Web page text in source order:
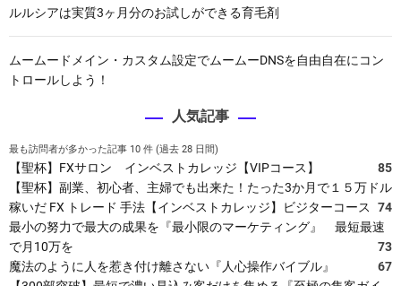
ルルシアは実質3ヶ月分のお試しができる育毛剤
ムームードメイン・カスタム設定でムームーDNSを自由自在にコン
トロールしよう！
人気記事
最も訪問者が多かった記事 10 件 (過去 28 日間)
【聖杯】FXサロン インベストカレッジ【VIPコース】
85
【聖杯】副業、初心者、主婦でも出来た！たった3か月で１５万ドル
稼いだ FX トレード 手法【インベストカレッジ】ビジターコース
74
最小の努力で最大の成果を『最小限のマーケティング』 最短最速
で月10万を
73
魔法のように人を惹き付け離さない『人心操作バイブル』
67